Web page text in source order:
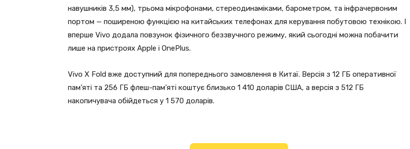
навушників 3,5 мм), трьома мікрофонами, стереодинаміками, барометром, та інфрачервоним
портом — поширеною функцією на китайських телефонах для керування побутовою технікою. І
вперше Vivo додала повзунок фізичного беззвучного режиму, який сьогодні можна побачити
лише на пристроях Apple і OnePlus.
Vivo X Fold вже доступний для попереднього замовлення в Китаї. Версія з 12 ГБ оперативної
пам’яті та 256 ГБ флеш-пам’яті коштує близько 1 410 доларів США, а версія з 512 ГБ
накопичувача обійдеться у 1 570 доларів.